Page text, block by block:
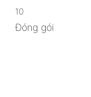
10
Đóng gói